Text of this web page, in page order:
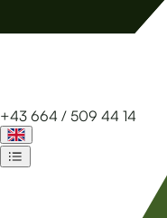
+43 664 / 509 44 14